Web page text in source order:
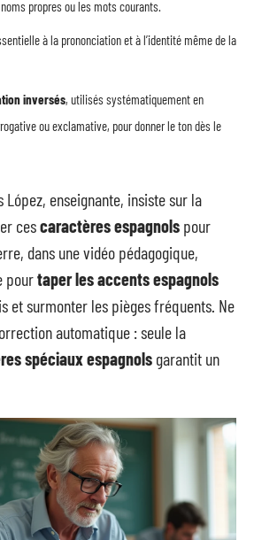
propres ou les mots courants.
à la prononciation et à l’identité même de la
inversés, utilisés systématiquement en
ou exclamative, pour donner le ton dès le
López, enseignante, insiste sur la
cescaractères espagnols pour
dans une vidéo pédagogique,
pourtaper les accents espagnols
et surmonter les pièges fréquents. Ne
automatique : seule la
spéciaux espagnols garantit un